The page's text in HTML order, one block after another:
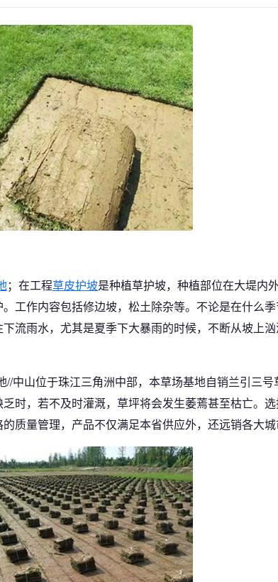
；在工程草皮护坡是种植草护坡，种植部位在大堤内外
工作内容包括修边坡，松土除杂等。不论是在什么
流雨水，尤其是夏季下大暴雨的时候，不断从坡上
//中山位于珠江三角洲中部，本草场基地自销兰引三
时，若不及时灌溉，草坪将会发生萎蔫甚至枯亡。
质量管理，产品不仅满足本省供应外，还远销各大城